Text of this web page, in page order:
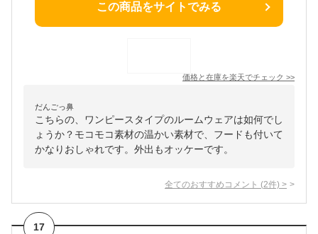
この商品をサイトでみる
価格と在庫を楽天でチェック >>
だんごっ鼻
こちらの、ワンピースタイプのルームウェアは如何でし
ょうか？モコモコ素材の温かい素材で、フードも付いて
かなりおしゃれです。外出もオッケーです。
全てのおすすめコメント (2件) >
17